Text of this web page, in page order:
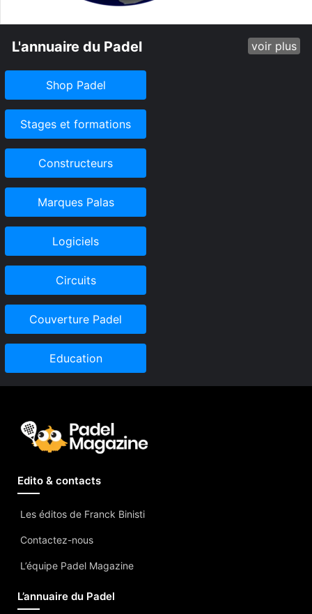
L'annuaire du Padel voir plus
Shop Padel
Stages et formations
Constructeurs
Marques Palas
Logiciels
Circuits
Couverture Padel
Education
Edito & contacts
Les éditos de Franck Binisti
Contactez-nous
L’équipe Padel Magazine
L’annuaire du Padel